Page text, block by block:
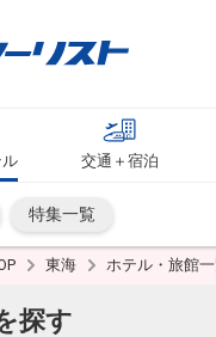
交通＋宿泊
特集一覧
東海 ホテル・旅館
探す